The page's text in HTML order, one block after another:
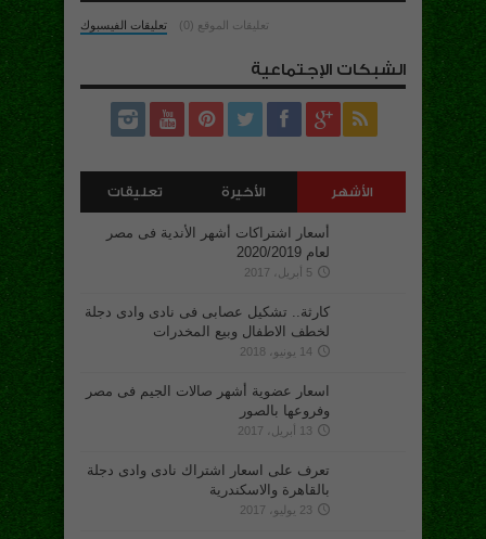
تعليقات الفيسبوك تعليقات الموقع (0)
الشبكات الإجتماعية
الأشهر الأخيرة تعليقات
أسعار اشتراكات أشهر الأندية فى مصر
لعام 2020/2019
5 أبريل، 2017
كارثة.. تشكيل عصابى فى نادى وادى دجلة
لخطف الاطفال وبيع المخدرات
14 يونيو، 2018
اسعار عضوية أشهر صالات الجيم فى مصر
وفروعها بالصور
13 أبريل، 2017
تعرف على اسعار اشتراك نادى وادى دجلة
بالقاهرة والاسكندرية
23 يوليو، 2017